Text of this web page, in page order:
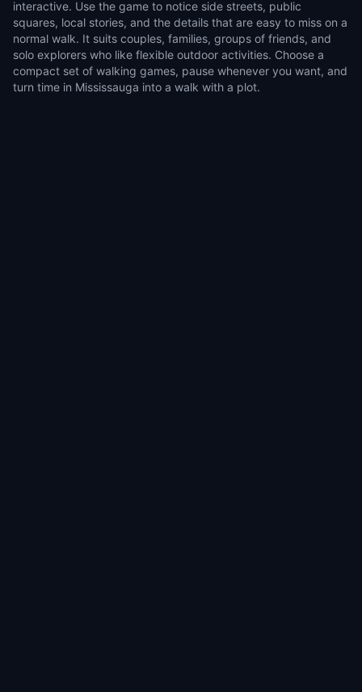
interactive. Use the game to notice side streets, public
squares, local stories, and the details that are easy to miss on a
normal walk. It suits couples, families, groups of friends, and
solo explorers who like flexible outdoor activities. Choose a
compact set of walking games, pause whenever you want, and
turn time in Mississauga into a walk with a plot.